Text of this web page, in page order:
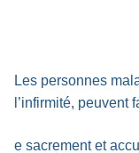
Les personnes
l’infirmité, peuvent
e sacrement et